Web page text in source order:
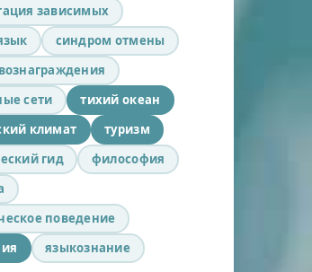
зависимых
синдром отмены
сети
тихий океан
климат
туризм
гид
философия
поведение
языкознание